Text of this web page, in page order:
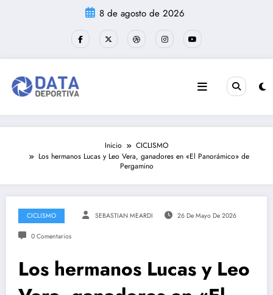
8 de agosto de 2026
Inicio
CICLISMO
Los hermanos Lucas y Leo Vera, ganadores en «El Panorámico» de
Pergamino
CICLISMO SEBASTIAN MEARDI 26 De Mayo De 2026
0 Comentarios
Los hermanos Lucas y Leo